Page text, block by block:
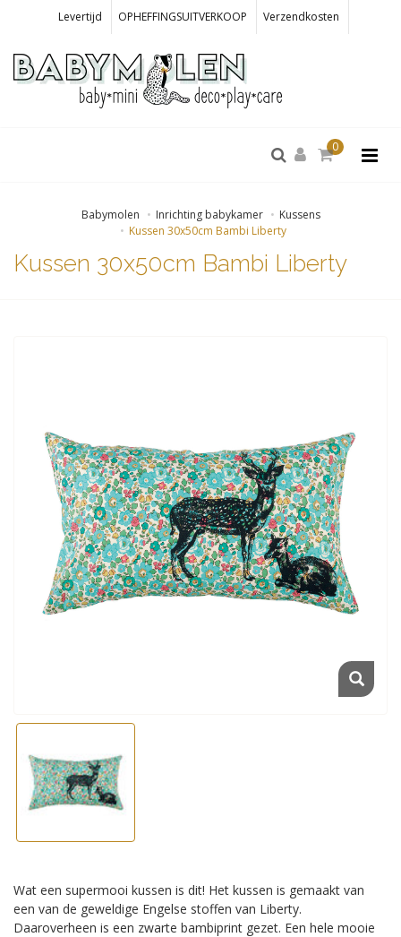
Levertijd OPHEFFINGSUITVERKOOP Verzendkosten
0
Babymolen Inrichting babykamer
Kussens
Kussen 30x50cm Bambi Liberty
Kussen 30x50cm Bambi Liberty
Wat een supermooi kussen is dit! Het kussen is gemaakt van
een van de geweldige Engelse stoffen van Liberty.
Daaroverheen is een zwarte bambiprint gezet. Een hele mooie